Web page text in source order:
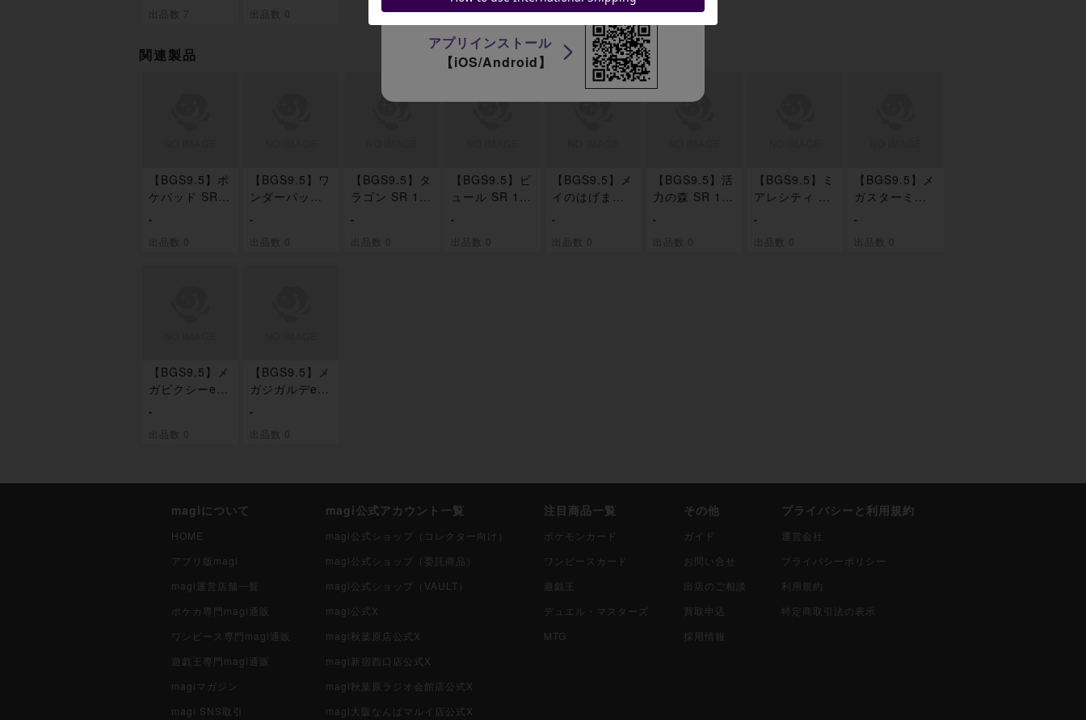
出品数 7 出品数 0
関連製品
【BGS9.5】ポ
ケパッド SR 1
-
出品数 0
【BGS9.5】ワ
ンダーパッチ
-
出品数 0
【BGS9.5】タ
ラゴン SR 10
-
出品数 0
【BGS9.5】ピ
ュール SR 10
-
出品数 0
【BGS9.5】メ
イのはげまし
-
出品数 0
【BGS9.5】活
力の森 SR 10
-
出品数 0
【BGS9.5】ミ
アレシティ SR
-
出品数 0
【BGS9.5】メ
ガスターミーe
-
出品数 0
【BGS9.5】メ
ガピクシーex
-
出品数 0
【BGS9.5】メ
ガジガルデex
-
出品数 0
magiについて
HOME
アプリ版magi
magi運営店舗一覧
ポケカ専門magi通販
ワンピース専門magi通販
遊戯王専門magi通販
magiマガジン
magi SNS取引
magi公式アカウント一覧
magi公式ショップ（コレクター向け）
magi公式ショップ（委託商品）
magi公式ショップ（VAULT）
magi公式X
magi秋葉原店公式X
magi新宿西口店公式X
magi秋葉原ラジオ会館店公式X
magi大阪なんばマルイ店公式X
注目商品一覧
ポケモンカード
ワンピースカード
遊戯王
デュエル・マスターズ
MTG
その他
ガイド
お問い合せ
出店のご相談
買取申込
採用情報
プライバシーと利用規約
運営会社
プライバシーポリシー
利用規約
特定商取引法の表示
アプリインストール
【iOS/Android】